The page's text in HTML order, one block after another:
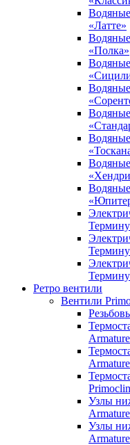
«Латте»
«Полка»
Ретро вентили
Вентили
Armature
Узлы
Узлы